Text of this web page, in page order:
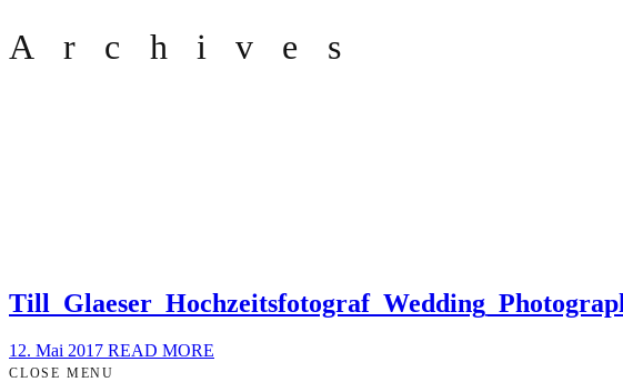
Archives
12. Mai 2017 READ MORE
CLOSE MENU